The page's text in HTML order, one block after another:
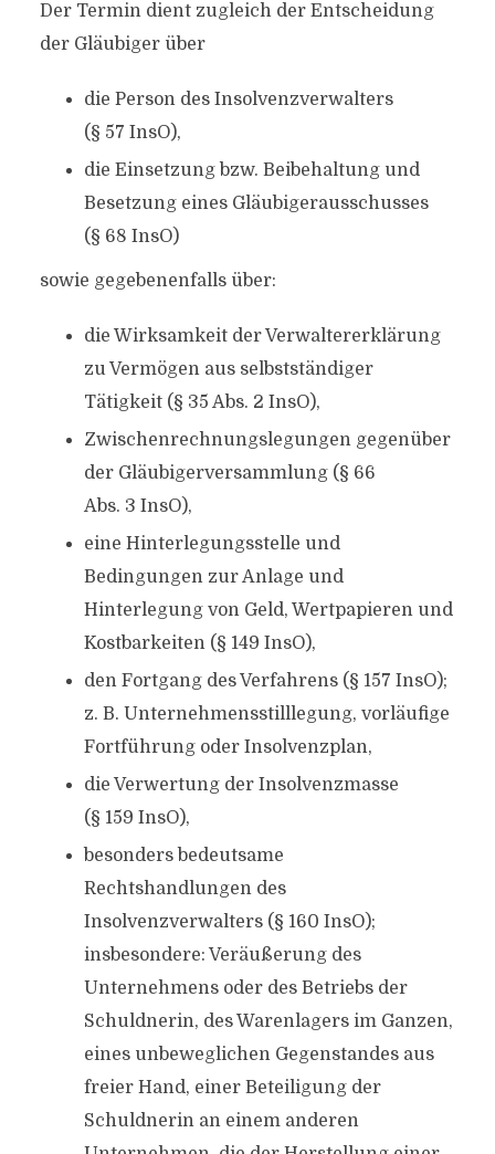
Der Termin dient zugleich der Entscheidung
der Gläubiger über
die Person des Insolvenzverwalters
(§ 57 InsO),
die Einsetzung bzw. Beibehaltung und
Besetzung eines Gläubigerausschusses
(§ 68 InsO)
sowie gegebenenfalls über:
die Wirksamkeit der Verwaltererklärung
zu Vermögen aus selbstständiger
Tätigkeit (§ 35 Abs. 2 InsO),
Zwischenrechnungslegungen gegenüber
der Gläubigerversammlung (§ 66
Abs. 3 InsO),
eine Hinterlegungsstelle und
Bedingungen zur Anlage und
Hinterlegung von Geld, Wertpapieren und
Kostbarkeiten (§ 149 InsO),
den Fortgang des Verfahrens (§ 157 InsO);
z. B. Unternehmensstilllegung, vorläufige
Fortführung oder Insolvenzplan,
die Verwertung der Insolvenzmasse
(§ 159 InsO),
besonders bedeutsame
Rechtshandlungen des
Insolvenzverwalters (§ 160 InsO);
insbesondere: Veräußerung des
Unternehmens oder des Betriebs der
Schuldnerin, des Warenlagers im Ganzen,
eines unbeweglichen Gegenstandes aus
freier Hand, einer Beteiligung der
Schuldnerin an einem anderen